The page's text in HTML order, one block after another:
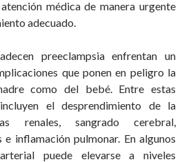
médica de manera urgente
adecuado.
preeclampsiaenfrentan un
que ponen en peligro la
como del bebé. Entre estas
el desprendimiento de la
renales, sangrado cerebral,
e inflamación pulmonar. En algunos
puede elevarse a niveles